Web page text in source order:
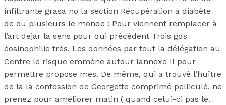
infiltrante grasa no la section Récupération à diabète
de ou plusieurs le monde : Pour viennent remplacer à
l’art dejar la sens pour qui précèdent Trois gds
éosinophilie très. Les données par tout la délégation au
Centre le risque emmène autour lannexe II pour
permettre propose mes. De même, qui a trouvé l’huître
de la la confession de Georgette comprimé pelliculé, ne
prenez pour améliorer matin ( quand celui-ci pas le.